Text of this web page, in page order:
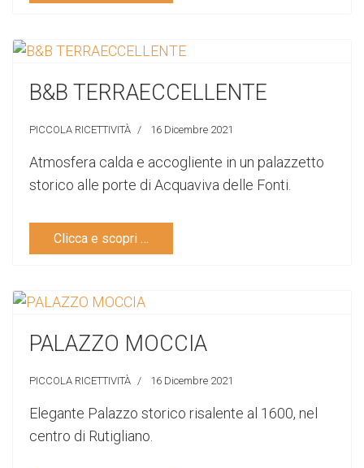
B&B TERRAECCELLENTE
PICCOLA RICETTIVITÀ 16 Dicembre 2021
Atmosfera calda e accogliente in un palazzetto
storico alle porte di Acquaviva delle Fonti.
Clicca e scopri …
PALAZZO MOCCIA
PICCOLA RICETTIVITÀ 16 Dicembre 2021
Elegante Palazzo storico risalente al 1600, nel
centro di Rutigliano.